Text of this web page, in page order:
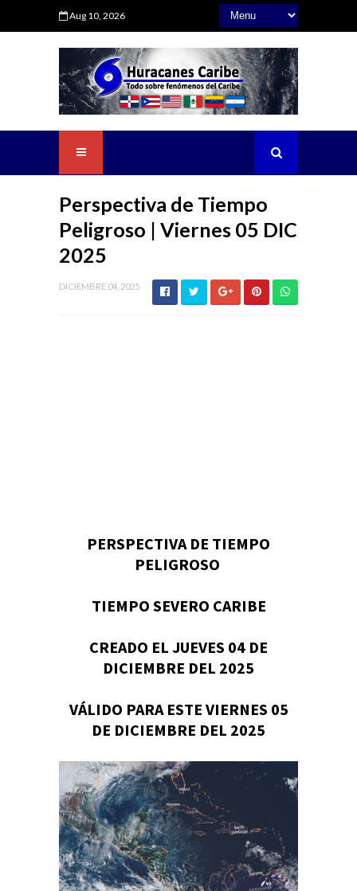
Aug 10, 2026
Perspectiva de Tiempo
Peligroso | Viernes 05 DIC
2025
DICIEMBRE 04, 2025
PERSPECTIVA DE TIEMPO
PELIGROSO
TIEMPO SEVERO CARIBE
CREADO EL JUEVES 04 DE
DICIEMBRE DEL 2025
VÁLIDO PARA ESTE VIERNES 05
DE DICIEMBRE DEL 2025